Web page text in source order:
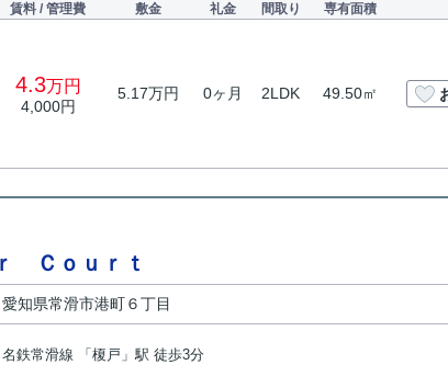
賃料 / 管理費 敷金 礼金 間取り 専有面積
4.3万円
4,000円
5.17万円 0ヶ月 2LDK 49.50㎡
Ｃｏｕｒｔ
愛知県常滑市港町６丁目
名鉄常滑線 「榎戸」駅 徒歩3分